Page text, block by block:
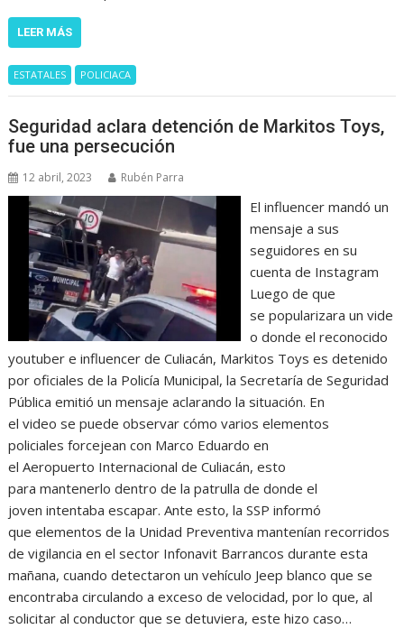
LEER MÁS
ESTATALES POLICIACA
Seguridad aclara detención de Markitos Toys,
fue una persecución
12 abril, 2023 Rubén Parra
El influencer mandó un
mensaje a sus
seguidores en su
cuenta de Instagram
Luego de que
se popularizara un vide
o donde el reconocido
youtuber e influencer de Culiacán, Markitos Toys es detenido
por oficiales de la Policía Municipal, la Secretaría de Seguridad
Pública emitió un mensaje aclarando la situación. En
el video se puede observar cómo varios elementos
policiales forcejean con Marco Eduardo en
el Aeropuerto Internacional de Culiacán, esto
para mantenerlo dentro de la patrulla de donde el
joven intentaba escapar. Ante esto, la SSP informó
que elementos de la Unidad Preventiva mantenían recorridos
de vigilancia en el sector Infonavit Barrancos durante esta
mañana, cuando detectaron un vehículo Jeep blanco que se
encontraba circulando a exceso de velocidad, por lo que, al
solicitar al conductor que se detuviera, este hizo caso…